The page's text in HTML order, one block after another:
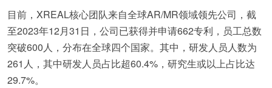
目前，XREAL核心团队来自全球AR/MR领域领先公司，截
至2023年12月31日，公司已获得并申请662专利，员工总数
突破600人，分布在全球四个国家。其中，研发人员人数为
261人，其中研发人员占比超60.4%，研究生或以上占比达
29.7%。